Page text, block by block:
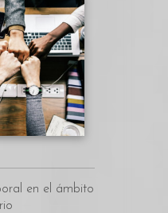
en el ámbito